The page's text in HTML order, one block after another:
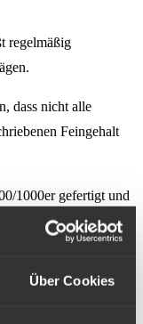
Über Cookies
regelmäßig
dass nicht alle
Feingehalt
1000er gefertigt und
angekauft.